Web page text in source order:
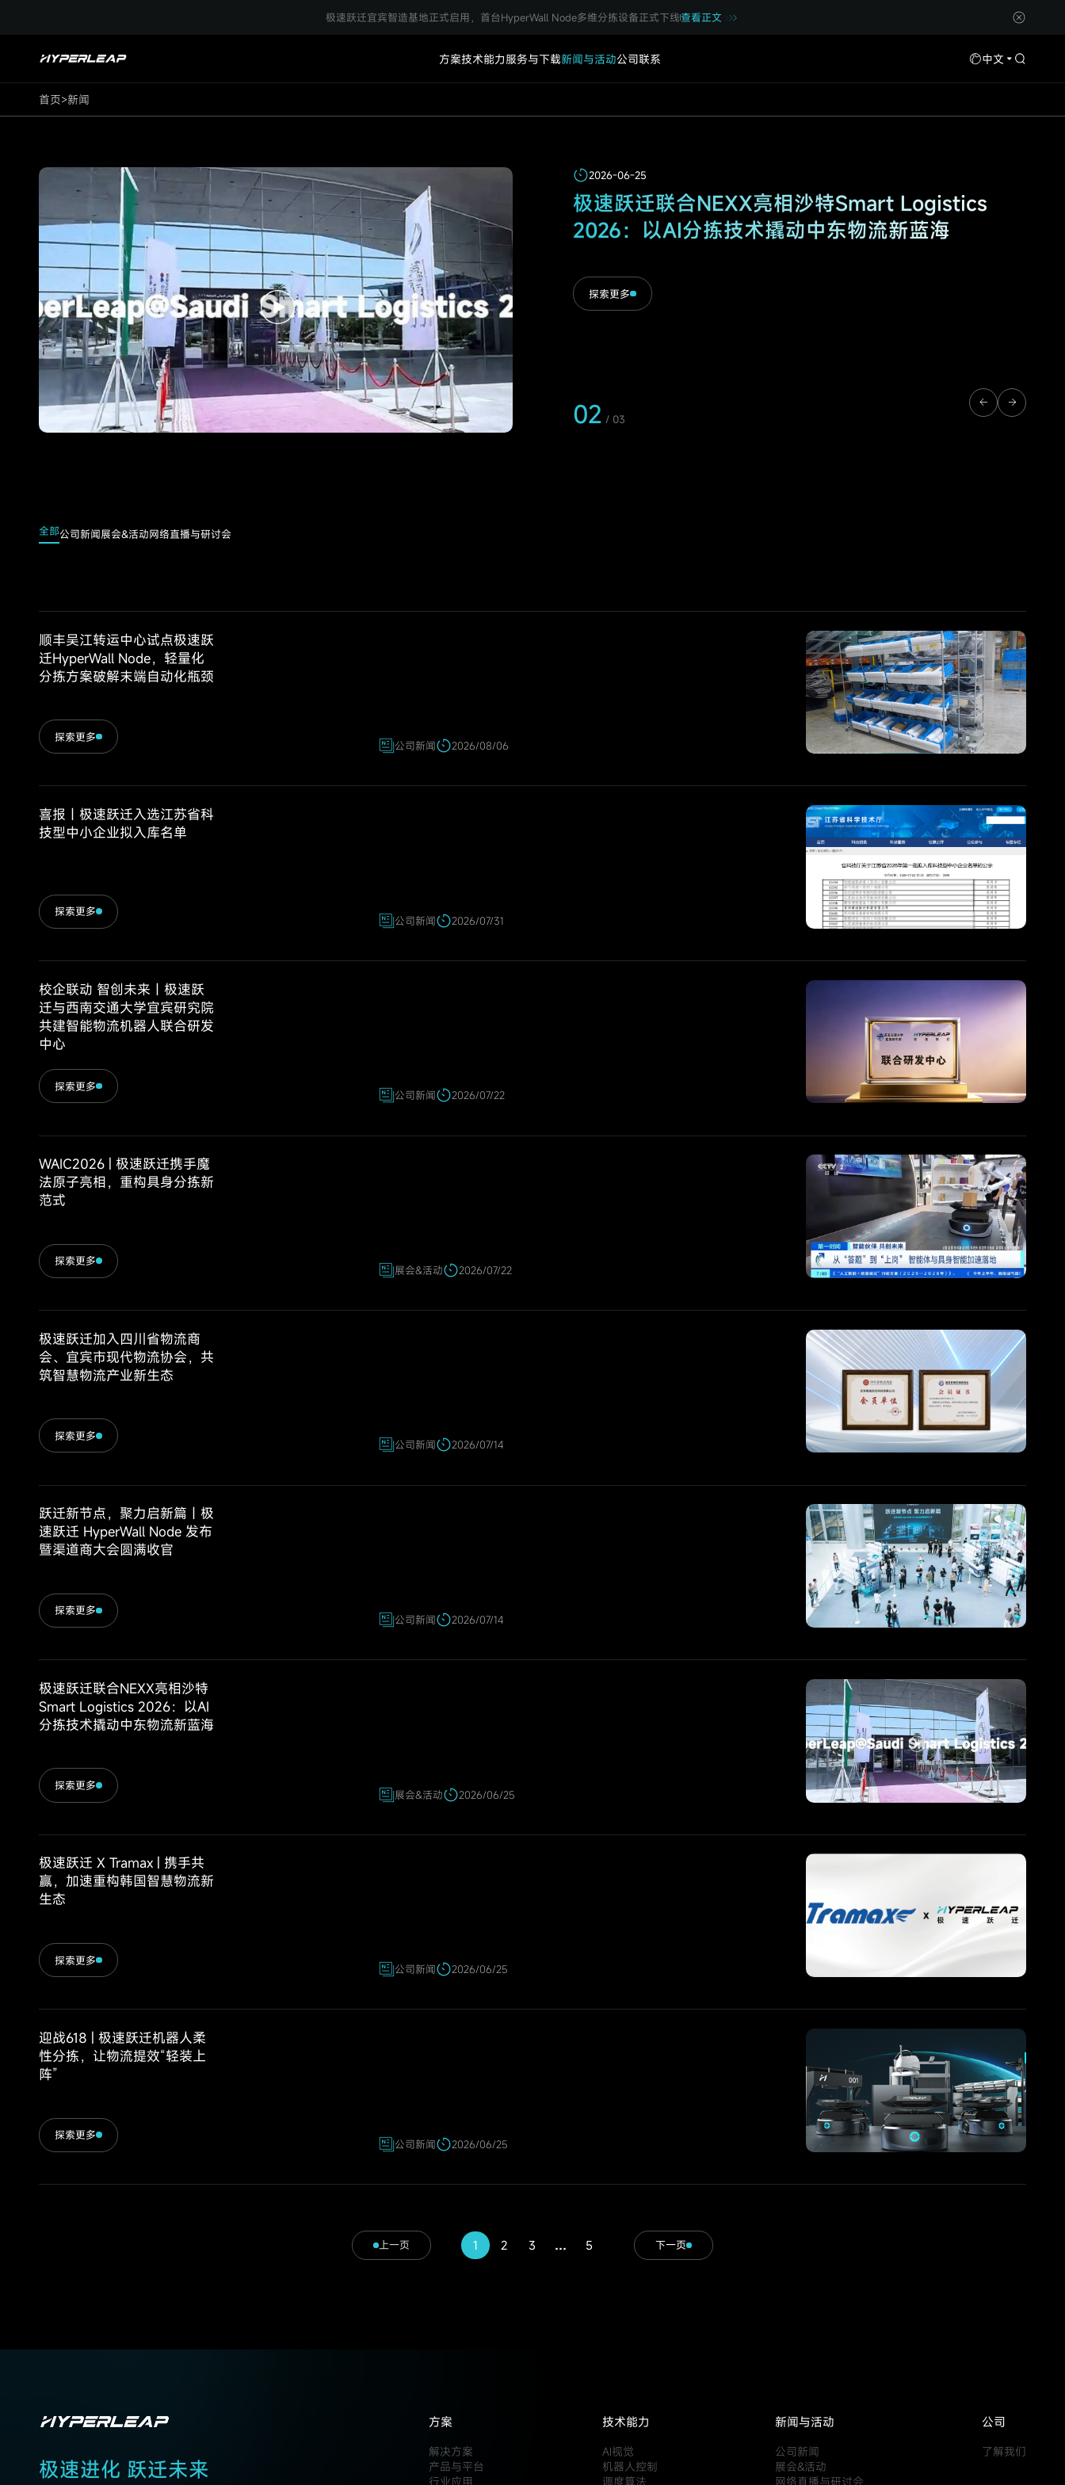
动
极速跃迁宜宾智造基地正式启用，首台HyperWall Node多维分拣设备正式下线查看正文
方案技术能力服务与下载新闻与活动公司联系 中文
首页>新闻
2026-06-25
极速跃迁 X Tramax | 携手共赢，加速重构韩国智
慧物流新生态
探索更多
2026-07-14
跃迁新节点，聚力启新篇｜极速跃迁 HyperWall
Node 发布暨渠道商大会圆满收官
探索更多
2026-06-25
极速跃迁联合NEXX亮相沙特Smart Logistics
2026：以AI分拣技术撬动中东物流新蓝海
探索更多
2026-06-25
极速跃迁 X Tramax | 携手共赢，加速重构韩国智
慧物流新生态
探索更多
2026-07-14
跃迁新节点，聚力启新篇｜极速跃迁 HyperWall
Node 发布暨渠道商大会圆满收官
探索更多
02 / 03
全部公司新闻展会&活动网络直播与研讨会
顺丰吴江转运中心试点极速跃
迁HyperWall Node，轻量化
分拣方案破解末端自动化瓶颈
探索更多
公司新闻 2026/08/06
喜报｜极速跃迁入选江苏省科
技型中小企业拟入库名单
探索更多
公司新闻 2026/07/31
校企联动 智创未来｜极速跃
迁与西南交通大学宜宾研究院
共建智能物流机器人联合研发
中心
探索更多
公司新闻 2026/07/22
WAIC2026 | 极速跃迁携手魔
法原子亮相，重构具身分拣新
范式
探索更多
展会&活动 2026/07/22
极速跃迁加入四川省物流商
会、宜宾市现代物流协会，共
筑智慧物流产业新生态
探索更多
公司新闻 2026/07/14
跃迁新节点，聚力启新篇｜极
速跃迁 HyperWall Node 发布
暨渠道商大会圆满收官
探索更多
公司新闻 2026/07/14
极速跃迁联合NEXX亮相沙特
Smart Logistics 2026：以AI
分拣技术撬动中东物流新蓝海
探索更多
展会&活动 2026/06/25
极速跃迁 X Tramax | 携手共
赢，加速重构韩国智慧物流新
生态
探索更多
公司新闻 2026/06/25
迎战618 | 极速跃迁机器人柔
性分拣，让物流提效“轻装上
阵”
探索更多
公司新闻 2026/06/25
上一页 1 2 3 … 5 下一页
极速进化 跃迁未来
方案
解决方案
产品与平台
行业应用
技术能力
AI视觉
机器人控制
调度算法
新闻与活动
公司新闻
展会&活动
网络直播与研讨会
公司
了解我们